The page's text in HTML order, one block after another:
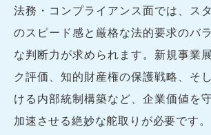
法務・コンプライアンス面では、ス
のスピード感と厳格な法的要求のバ
な判断力が求められます。新規事業
ク評価、知的財産権の保護戦略、そ
ける内部統制構築など、企業価値を
加速させる絶妙な舵取りが必要です。